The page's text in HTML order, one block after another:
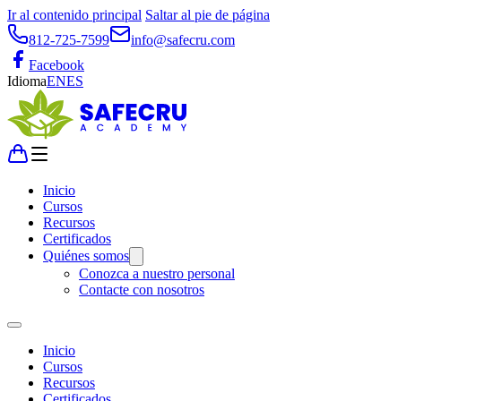
Ir al contenido principal Saltar al pie de página
812-725-7599
info@safecru.com
Facebook
IdiomaENES
Inicio
Cursos
Recursos
Certificados
Quiénes somos
Conozca a nuestro personal
Contacte con nosotros
Inicio
Cursos
Recursos